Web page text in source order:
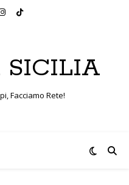
SICILIA
Facciamo Rete!